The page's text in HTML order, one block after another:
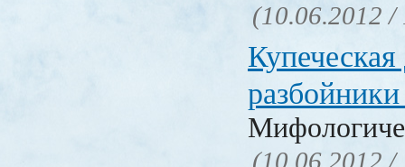
(10.06.2012 /
(10.06.2012 /